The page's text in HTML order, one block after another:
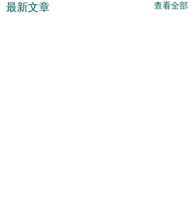
最新文章 查看全部